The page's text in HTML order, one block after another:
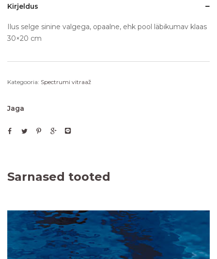
Kirjeldus
Ilus selge sinine valgega, opaalne, ehk pool läbikumav klaas
30×20 cm
Kategooria: Spectrumi vitraaž
Jaga
Sarnased tooted